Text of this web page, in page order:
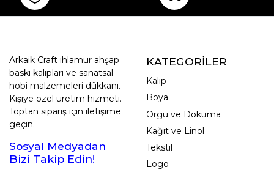
Arkaik Craft ıhlamur ahşap
baskı kalıpları ve sanatsal
hobi malzemeleri dükkanı.
Kişiye özel üretim hizmeti.
Toptan sipariş için iletişime
geçin.
Sosyal Medyadan
Bizi Takip Edin!
KATEGORİLER
Kalıp
Boya
Örgü ve Dokuma
Kağıt ve Linol
Tekstil
Logo